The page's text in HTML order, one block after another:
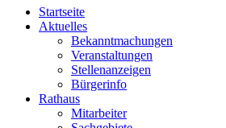
Startseite
Aktuelles
Bekanntmachungen
Veranstaltungen
Stellenanzeigen
Bürgerinfo
Rathaus
Mitarbeiter